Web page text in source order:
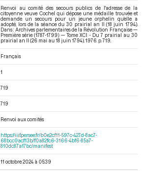
Renvoi au comité des secours publics de l'adresse de la
citoyenne veuve Cochel qui dépose une médaille trouvée et
demande un secours pour un jeune orphelin qu’elle a
adopté, lors de la séance du 30 prairial an II (18 juin 1794).
Dans : Archives parlementaires de la Révolution Française —
Première série (1787-1799) — Tome XCI - Du 7 prairial au 30
prairial an II (26 mai au 18 juin 1794) . 1976. p. 719.
Français
1
719
719
Renvoi aux comités
https://iiif.persee.fr/b0e2cf11-597c-427d-8ac7-
68bcc0acf13b/f0a82fc6-3166-4bf6-85a7-
810dc87a17bc/manifest
11 octobre 2024 à 05:39